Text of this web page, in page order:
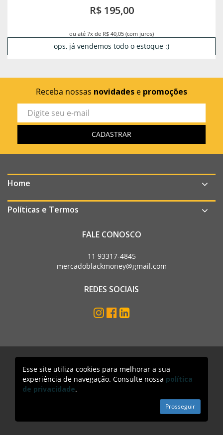
R$ 195,00
ou até 7x de R$ 40,05 (com juros)
ops, já vendemos todo o estoque :)
Receba nossas novidades e promoções
Home
Políticas e Termos
FALE CONOSCO
11 93317-4845
mercadoblackmoney@gmail.com
REDES SOCIAIS
Mercado Black Money. Todos os direitos reservados
Acesso lojista
Esse site utiliza cookies para melhorar a sua
experiência de navegação. Consulte nossa política
de privacidade.
Prosseguir